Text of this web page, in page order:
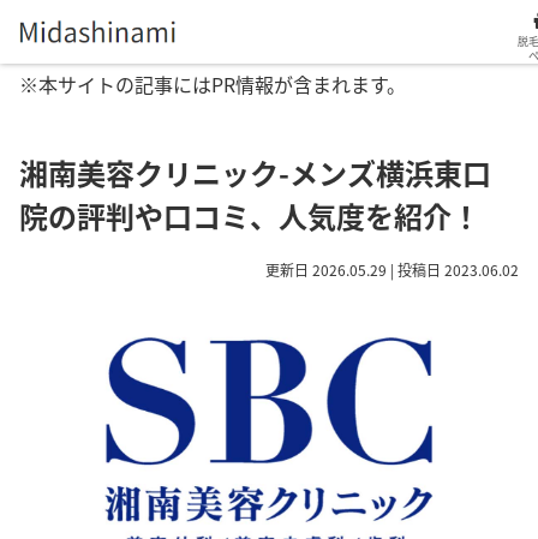
※本サイトの記事にはPR情報が含まれます。
湘南美容クリニック-メンズ横浜東口
院の評判や口コミ、人気度を紹介！
更新日 2026.05.29 | 投稿日 2023.06.02
脱